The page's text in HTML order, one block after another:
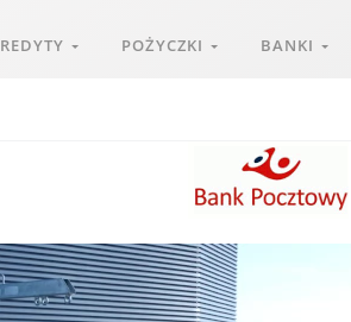
POŻYCZKI BANKI